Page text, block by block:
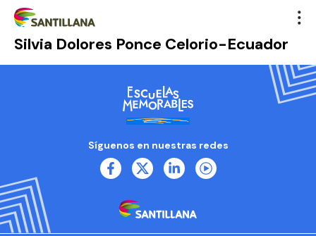
Silvia Dolores Ponce Celorio-Ecuador
Síguenos en nuestras redes